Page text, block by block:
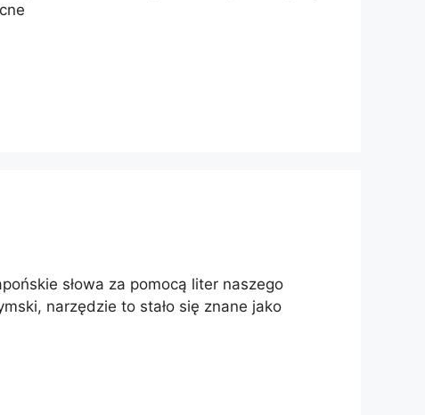
słowa za pomocą liter naszego
narzędzie to stało się znane jako